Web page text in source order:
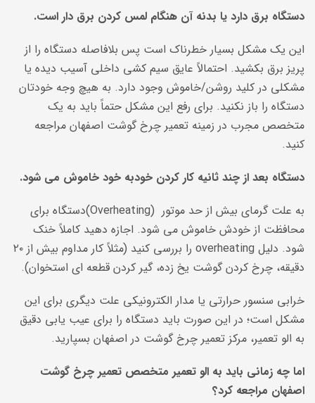
دستگاه برق دارد یا بدنه آن هنگام لمس کردن برق دار است.
این یک مشکل بسیار خطرناک است پس بلافاصله دستگاه را از
پریز برق بکشید. احتمالاً عایق سیم کشی داخلی آسیب دیده یا
مشکلی در کلید روشن/خاموش وجود دارد. به هیچ وجه خودتان
دستگاه را باز نکنید. برای رفع این مشکل حتماً باید به یک
متخصص مجرب در زمینه تعمیر چرخ گوشت اصفهان مراجعه
کنید.
دستگاه بعد از چند ثانیه کار کردن خودبه خود خاموش می شود.
به علت گرمای بیش از حد موتور (Overheating)دستگاه برای
محافظت از خودش خاموش می شود. اجازه دهید کاملاً خنک
شود. دلیل overheating را بررسی کنید (مثلاً کار مداوم بیش از ۲۰
دقیقه، چرخ کردن گوشت یخ زده، گیر کردن قطعه ای استخوان).
خرابی سنسور حرارتی یا مدار الکترونیکی علت دیگری برای این
مشکل است؛ در این صورت باید دستگاه را برای عیب یابی دقیق
به الو تعمیر، مرکز تعمیر چرخ گوشت در اصفهان بسپارید.
اما چه زمانی باید به الو تعمیر متخصص تعمیر چرخ گوشت
اصفهان مراجعه کرد؟